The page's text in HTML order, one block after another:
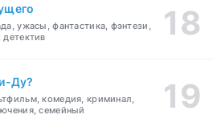
ужасы, фантастика, фэнтези,
Ду?
комедия, криминал,
семейный